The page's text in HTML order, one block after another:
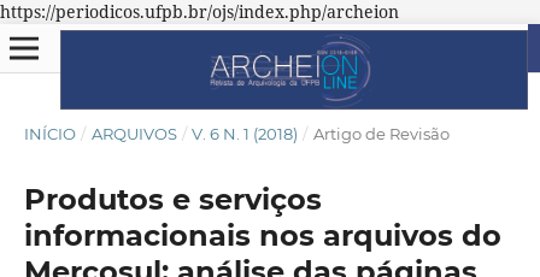
https://periodicos.ufpb.br/ojs/index.php/archeion
INÍCIO / ARQUIVOS / V. 6 N. 1 (2018) / Artigo de Revisão
Produtos e serviços
informacionais nos arquivos do